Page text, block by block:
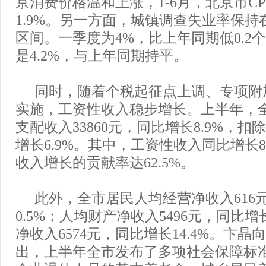
1.9%。另一方面，城镇调查失业率保持
区间。一季度为4%，比上年同期低0.2
是4.2%，与上年同期持平。
同时，随着个税起征点上调、专项
实施，工资性收入稳步增长。上半年，
支配收入33860元，同比增长8.9%，扣
增长6.9%。其中，工资性收入同比增长
收入增长的贡献率达62.5%。
此外，全市居民人均经营净收入616
0.5%；人均财产净收入5496元，同比增
净收入6574元，同比增长14.4%。卞晶
出，上半年全市发布了多项社会保障标